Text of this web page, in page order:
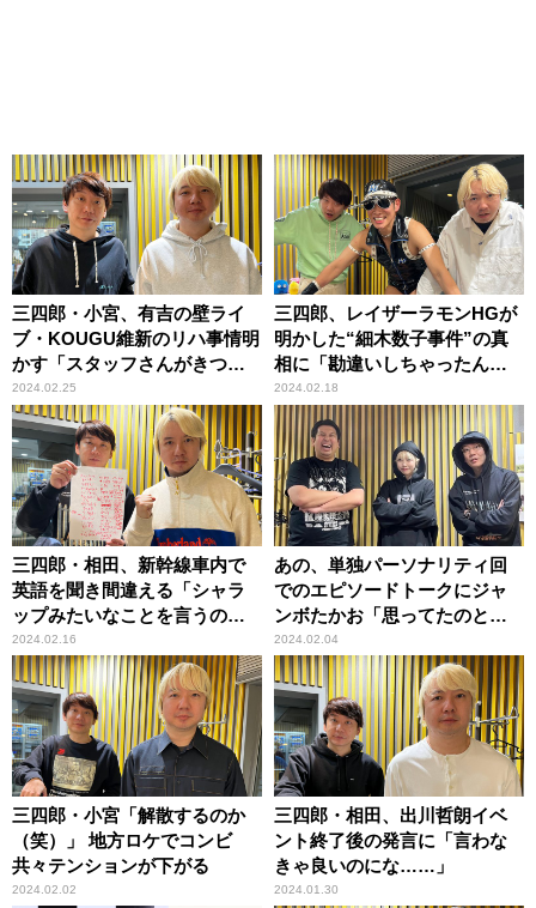
三四郎・小宮、有吉の壁ライ
ブ・KOUGU維新のリハ事情明
かす「スタッフさんがきつね
の大津に……」
2024.02.25
三四郎、レイザーラモンHGが
明かした“細木数子事件”の真
相に「勘違いしちゃったんだ
（笑）」
2024.02.18
三四郎・相田、新幹線車内で
英語を聞き間違える「シャラ
ップみたいなことを言うの
よ」
2024.02.16
あの、単独パーソナリティ回
でのエピソードトークにジャ
ンボたかお「思ってたのと全
然違うぞ！？」
2024.02.04
三四郎・小宮「解散するのか
（笑）」 地方ロケでコンビ
共々テンションが下がる
2024.02.02
三四郎・相田、出川哲朗イベ
ント終了後の発言に「言わな
きゃ良いのにな……」
2024.01.30